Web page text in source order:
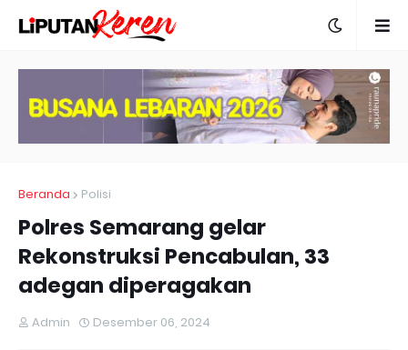
Beranda Polisi
Polres Semarang gelar
Rekonstruksi Pencabulan, 33
adegan diperagakan
Admin Desember 06, 2024